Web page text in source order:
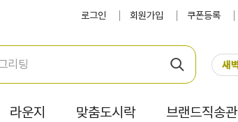
로그인 회원가입 쿠폰등록
라운지 맞춤도시락 브랜드직송관